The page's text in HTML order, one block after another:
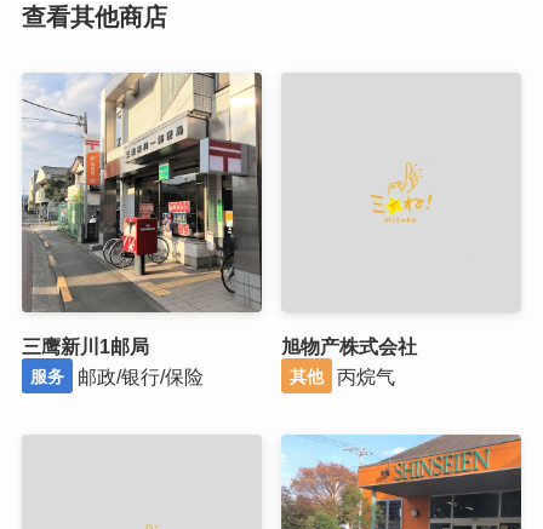
查看其他商店
三鹰新川1邮局
服务 邮政/银行/保险
旭物产株式会社
其他 丙烷气